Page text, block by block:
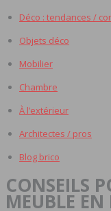
Déco : tendances /
Objets déco
Mobilier
Chambre
À l’extérieur
Architectes / pros
Blog brico
CONSEILS
MEUBLE EN